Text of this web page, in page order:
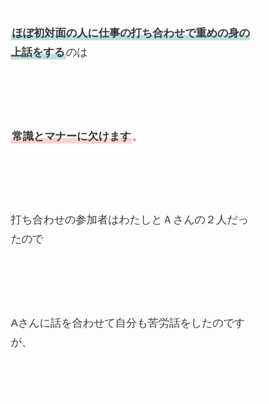
ほぼ初対面の人に仕事の打ち合わせで重めの身の
上話をするのは
常識とマナーに欠けます。
打ち合わせの参加者はわたしとＡさんの２人だっ
たので
Aさんに話を合わせて自分も苦労話をしたのです
が、